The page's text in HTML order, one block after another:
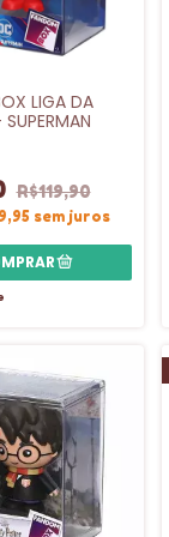
LIGA DA
R$119,90
sem juros